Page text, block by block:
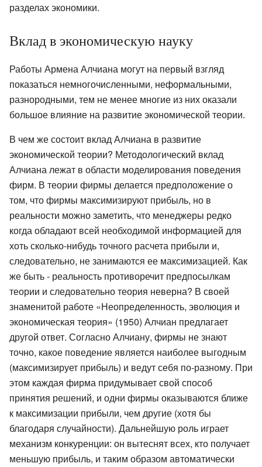
разделах экономики.
Вклад в экономическую науку
Работы Армена Алчиана могут на первый взгляд
показаться немногочисленными, неформальными,
разнородными, тем не менее многие из них оказали
большое влияние на развитие экономической теории.
В чем же состоит вклад Алчиана в развитие
экономической теории? Методологический вклад
Алчиана лежат в области моделирования поведения
фирм. В теории фирмы делается предположение о
том, что фирмы максимизируют прибыль, но в
реальности можно заметить, что менеджеры редко
когда обладают всей необходимой информацией для
хоть сколько-нибудь точного расчета прибыли и,
следовательно, не занимаются ее максимизацией. Как
же быть - реальность противоречит предпосылкам
теории и следовательно теория неверна? В своей
знаменитой работе «Неопределенность, эволюция и
экономическая теория» (1950) Алчиан предлагает
другой ответ. Согласно Алчиану, фирмы не знают
точно, какое поведение является наиболее выгодным
(максимизирует прибыль) и ведут себя по-разному. При
этом каждая фирма придумывает свой способ
принятия решений, и одни фирмы оказываются ближе
к максимизации прибыли, чем другие (хотя бы
благодаря случайности). Дальнейшую роль играет
механизм конкуренции: он вытеснят всех, кто получает
меньшую прибыль, и таким образом автоматически